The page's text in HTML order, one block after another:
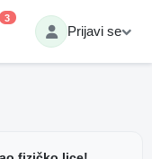
3
Prijavi se